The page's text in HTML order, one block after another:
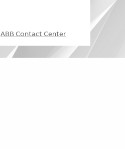
ABB Contact Center